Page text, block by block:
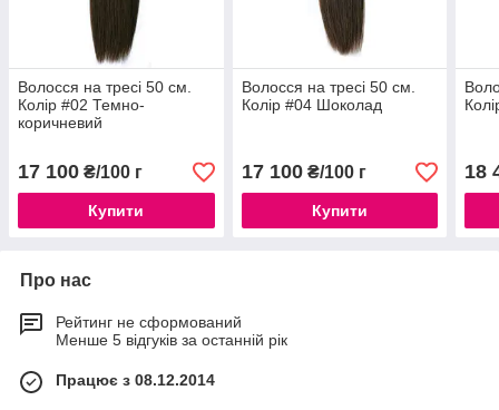
Волосся на тресі 50 см.
Колір #02 Темно-
коричневий
17 100 ₴/100 г
Купити
Волосся на тресі 50 см.
Колір #04 Шоколад
17 100₴/100 г
Купити
18
Про нас
Рейтинг не сформований
Менше 5 відгуків за останній рік
Працює з 08.12.2014